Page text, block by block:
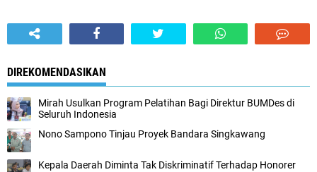
DIREKOMENDASIKAN
Mirah Usulkan Program Pelatihan Bagi Direktur BUMDes di
Seluruh Indonesia
Nono Sampono Tinjau Proyek Bandara Singkawang
Kepala Daerah Diminta Tak Diskriminatif Terhadap Honorer